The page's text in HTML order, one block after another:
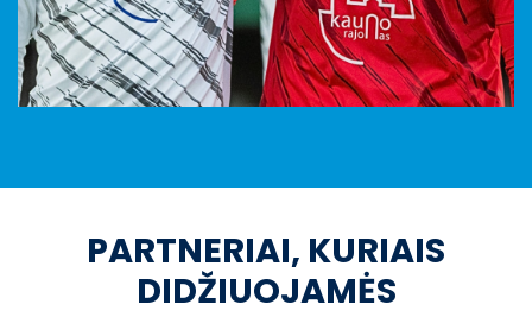
PARTNERIAI, KURIAIS
DIDŽIUOJAMĖS